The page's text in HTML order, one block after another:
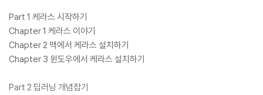
Part 1 케라스 시작하기
Chapter 1 케라스 이야기
Chapter 2 맥에서 케라스 설치하기
Chapter 3 윈도우에서 케라스 설치하기
Part 2 딥러닝 개념잡기